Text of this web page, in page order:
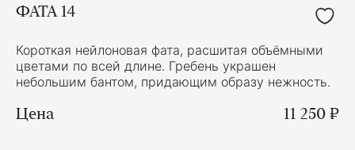
ФАТА 14
Короткая нейлоновая фата, расшитая объёмными
цветами по всей длине. Гребень украшен
небольшим бантом, придающим образу нежность.
Цена 11 250 ₽